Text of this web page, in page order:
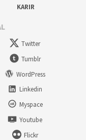
KARIR
Twitter
Tumblr
WordPress
Linkedin
Myspace
Youtube
Flickr